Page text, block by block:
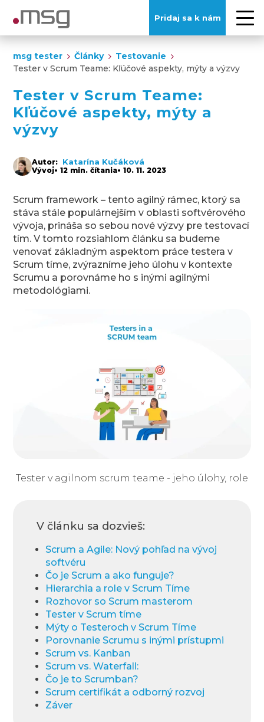
Pridaj sa k nám
msg tester Články
Testovanie
Tester v Scrum Teame: Kľúčové aspekty, mýty a výzvy
Tester v Scrum Teame:
Kľúčové aspekty, mýty a
výzvy
Autor: Katarína Kučáková
Vývoj• 12 min. čítania• 10. 11. 2023
Scrum framework – tento agilný rámec, ktorý sa
stáva stále populárnejším v oblasti softvérového
vývoja, prináša so sebou nové výzvy pre testovací
tím. V tomto rozsiahlom článku sa budeme
venovať základným aspektom práce testera v
Scrum tíme, zvýrazníme jeho úlohu v kontexte
Scrumu a porovnáme ho s inými agilnými
metodológiami.
Tester v agilnom scrum teame - jeho úlohy, role
V článku sa dozvieš:
Scrum a Agile: Nový pohľad na vývoj
softvéru
Čo je Scrum a ako funguje?
Hierarchia a role v Scrum Tíme
Rozhovor so Scrum masterom
Tester v Scrum tíme
Mýty o Testeroch v Scrum Tíme
Porovnanie Scrumu s inými prístupmi
Scrum vs. Kanban
Scrum vs. Waterfall:
Čo je to Scrumban?
Scrum certifikát a odborný rozvoj
Záver